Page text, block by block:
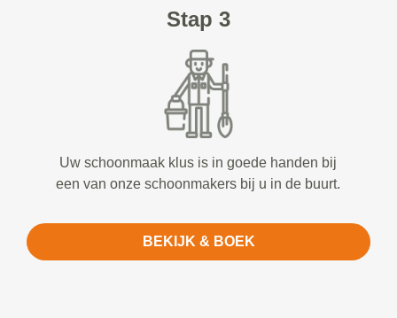
Stap 3
Uw schoonmaak klus is in goede handen bij
een van onze schoonmakers bij u in de buurt.
BEKIJK & BOEK